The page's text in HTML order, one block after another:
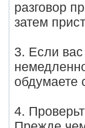
разговор
затем
3. Если вас
обдумаете
4.